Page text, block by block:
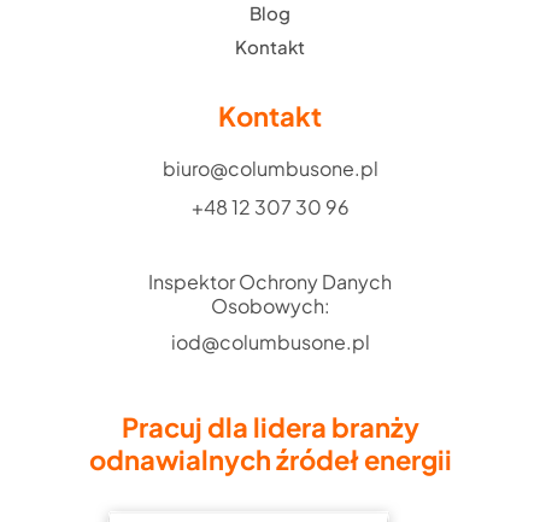
Blog
Kontakt
Kontakt
biuro@columbusone.pl
+48 12 307 30 96
Inspektor Ochrony Danych
Osobowych:
iod@columbusone.pl
Pracuj dla lidera branży
odnawialnych źródeł energii